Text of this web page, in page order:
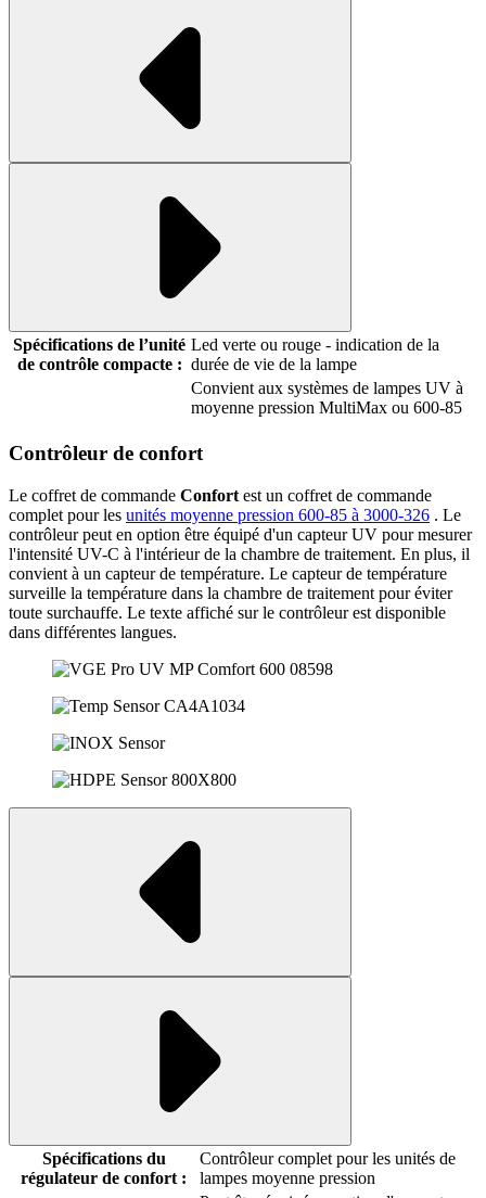
Spécifications de l’unité
de contrôle compacte :
Led verte ou rouge - indication de la
durée de vie de la lampe
Convient aux systèmes de lampes UV à
moyenne pression MultiMax ou 600-85
Contrôleur de confort
Le coffret de commande Confort est un coffret de commande
complet pour les unités moyenne pression 600-85 à 3000-326 . Le
contrôleur peut en option être équipé d'un capteur UV pour mesurer
l'intensité UV-C à l'intérieur de la chambre de traitement. En plus, il
convient à un capteur de température. Le capteur de température
surveille la température dans la chambre de traitement pour éviter
toute surchauffe. Le texte affiché sur le contrôleur est disponible
dans différentes langues.
Spécifications du
régulateur de confort :
Contrôleur complet pour les unités de
lampes moyenne pression